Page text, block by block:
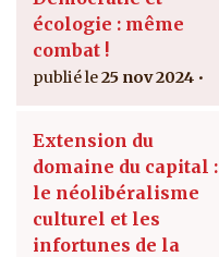
écologie : même
combat !
25 nov 2024
Extension du
domaine du capital :
le néolibéralisme
culturel et les
infortunes de la